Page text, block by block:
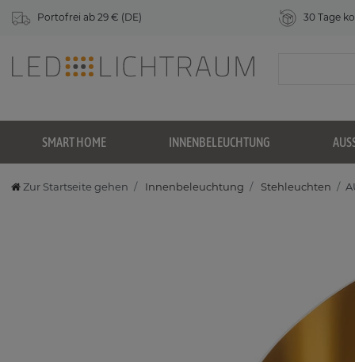
Portofrei ab 29 € (DE) 30 Tage
SMART HOME INNENBELEUCHTUNG
Zur Startseite gehen Innenbeleuchtung Stehleuchten